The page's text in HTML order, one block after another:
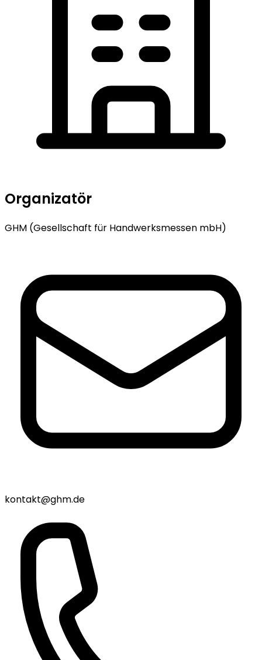
Organizatör
GHM (Gesellschaft für Handwerksmessen mbH)
kontakt@ghm.de